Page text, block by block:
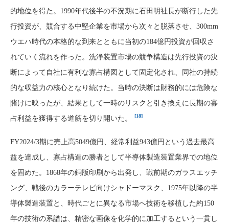
的地位を得た。1990年代後半の不況期に石田明社長が断行した先
行投資が、競合する中堅企業を市場から次々と脱落させ、300mm
ウエハ時代の本格的な到来とともに当初の184億円投資が回収さ
れていく流れを作った。洗浄装置市場の競争構造は先行投資の決
断によって自社に有利な寡占構図として固定化され、同社の持続
的な収益力の核心となり続けた。当時の決断は財務的には危険な
賭けに映ったが、結果として一時のリスクと引き換えに長期の寡
占利益を獲得する道筋を切り開いた。
[18]
FY2024/3期に売上高5049億円、経常利益943億円という過去最高
益を達成し、寡占構造の勝者として半導体製造装置業界での地位
を固めた。1868年の銅版印刷から出発し、戦前期のガラスエッチ
ング、戦後のカラーテレビ向けシャドーマスク、1975年以降の半
導体製造装置と、時代ごとに異なる市場へ技術を移植した約150
年の技術の系譜は、精密な画像を化学的に加工するという一貫し